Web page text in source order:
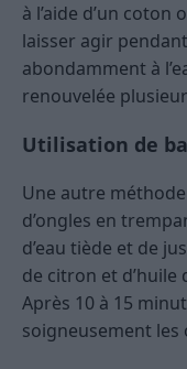
à l’aide d’un coton
laisser agir
abondamment à
renouvelée
Utilisation de
Une autre
d’ongles en
d’eau tiède et de
de citron et d’huile
Après 10 à 15
soigneusement les